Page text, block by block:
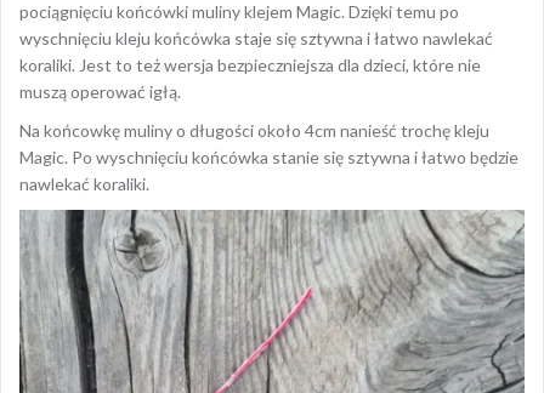
pociągnięciu końcówki muliny klejem Magic. Dzięki temu po
wyschnięciu kleju końcówka staje się sztywna i łatwo nawlekać
koraliki. Jest to też wersja bezpieczniejsza dla dzieci, które nie
muszą operować igłą.
Na końcowkę muliny o długości około 4cm nanieść trochę kleju
Magic. Po wyschnięciu końcówka stanie się sztywna i łatwo będzie
nawlekać koraliki.